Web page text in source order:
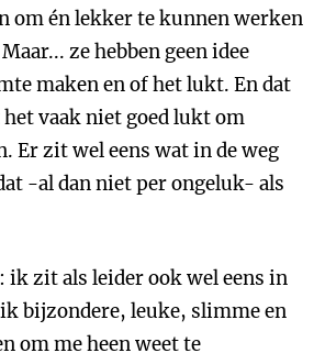
om én lekker te kunnen werken
ze hebben geen idee
maken en of het lukt. En dat
vaak niet goed lukt om
Er zit wel eens wat in de weg
-al dan niet per ongeluk- als
zit als leider ook wel eens in
bijzondere, leuke, slimme en
om me heen weet te